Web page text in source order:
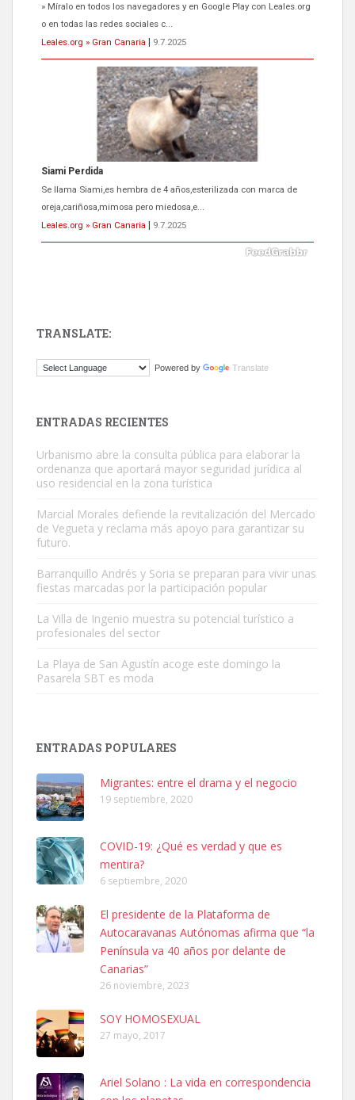
» Míralo en todos los navegadores y en Google Play con Leales.org
o en todas las redes sociales c...
Leales.org » Gran Canaria
9.7.2025
Siami Perdida
Se llama Siami,es hembra de 4 años,esterilizada con marca de
oreja,cariñosa,mimosa pero miedosa,e...
Leales.org » Gran Canaria
9.7.2025
El ayuntamiento se va a llevar a Los Gatos callejeros de la zona los
Gato manso encontrado
es muy manso y extremadamente cari...
Leales.org » Gran Canaria | 9.7.2025
Leales.org » Gran Canaria
SHIBA PERDIDO AVDA JOSE MESA Y LOPEZ
PERRO MACHO RAZA SHIBA CON MICROCHIP PERDIDO HOY
06/07/2025 ZONA MESA Y LOPEZ. ES MUY ASUSTADIZO
Leales.org » Gran Canaria
6.7.2025
Ninfa perdida
TRANSLATE:
Powered by Translate
ENTRADAS RECIENTES
Urbanismo abre la consulta pública para elaborar la
ordenanza que aportará mayor seguridad jurídica al
uso residencial en la zona turística
Marcial Morales defiende la revitalización del Mercado
de Vegueta y reclama más apoyo para garantizar su
futuro.
Barranquillo Andrés y Soria se preparan para vivir unas
fiestas marcadas por la participación popular
La Villa de Ingenio muestra su potencial turístico a
profesionales del sector
La Playa de San Agustín acoge este domingo la
Pasarela SBT es moda
ENTRADAS POPULARES
Migrantes: entre el drama y el negocio
19 septiembre, 2020
COVID-19: ¿Qué es verdad y que es
mentira?
6 septiembre, 2020
El presidente de la Plataforma de
Autocaravanas Autónomas afirma que “la
Península va 40 años por delante de
Canarias”
26 noviembre, 2023
SOY HOMOSEXUAL
27 mayo, 2017
Ariel Solano : La vida en correspondencia